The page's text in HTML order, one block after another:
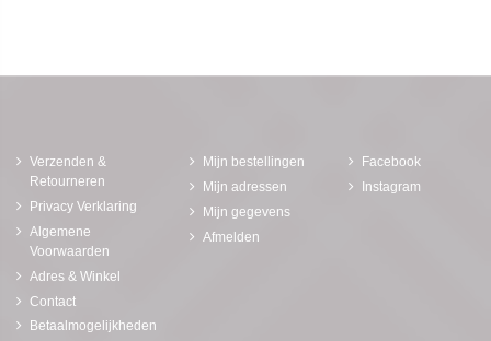
Verzenden &
Retourneren
Privacy Verklaring
Algemene
Voorwaarden
Adres & Winkel
Contact
Betaalmogelijkheden
Mijn bestellingen
Mijn adressen
Mijn gegevens
Afmelden
Facebook
Instagram